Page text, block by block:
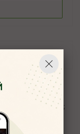
свежий,масло
Пищевая и
100 г: белки -1;
готов к
от 0 до 4°С, при